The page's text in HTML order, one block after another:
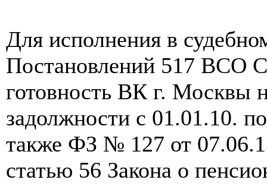
Для исполнения в
Постановлений 517 ВСО
готовность ВК г. Москвы
задолжности с 01.01.10.
также ФЗ № 127 от
статью 56 Закона о